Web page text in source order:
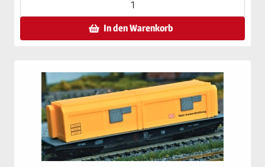
In den Warenkorb